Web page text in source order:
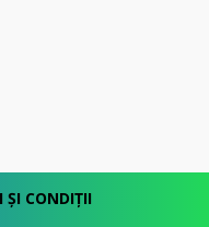
ȘI CONDIȚII